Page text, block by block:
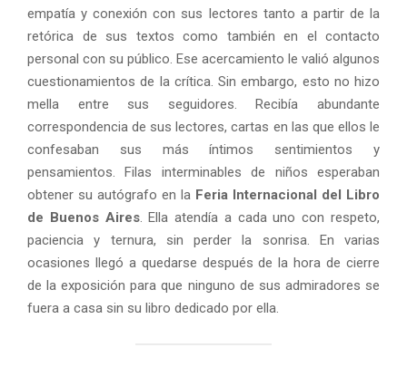
empatía y conexión con sus lectores tanto a partir de la
retórica de sus textos como también en el contacto
personal con su público. Ese acercamiento le valió algunos
cuestionamientos de la crítica. Sin embargo, esto no hizo
mella entre sus seguidores. Recibía abundante
correspondencia de sus lectores, cartas en las que ellos le
confesaban sus más íntimos sentimientos y
pensamientos. Filas interminables de niños esperaban
obtener su autógrafo en la Feria Internacional del Libro
de Buenos Aires. Ella atendía a cada uno con respeto,
paciencia y ternura, sin perder la sonrisa. En varias
ocasiones llegó a quedarse después de la hora de cierre
de la exposición para que ninguno de sus admiradores se
fuera a casa sin su libro dedicado por ella.